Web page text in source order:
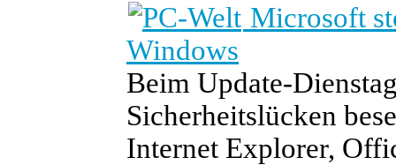
Microsoft
Windows
Beim Update-
Sicherheitslücken
Internet Explorer,